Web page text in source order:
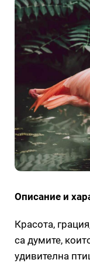
Описание и
Красота,
са думите,
удивителна